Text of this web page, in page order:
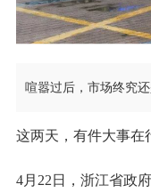
喧嚣过后，市场终究还
这两天，有件大事在
4月22日，浙江省政